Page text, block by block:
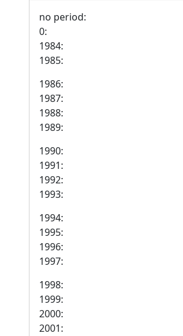
no period:
0:
1984:
1985:
1986:
1987:
1988:
1989:
1990:
1991:
1992:
1993:
1994:
1995:
1996:
1997:
1998:
1999:
2000:
2001: